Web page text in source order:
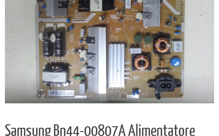
Samsung Bn44-00807A Alimentatore